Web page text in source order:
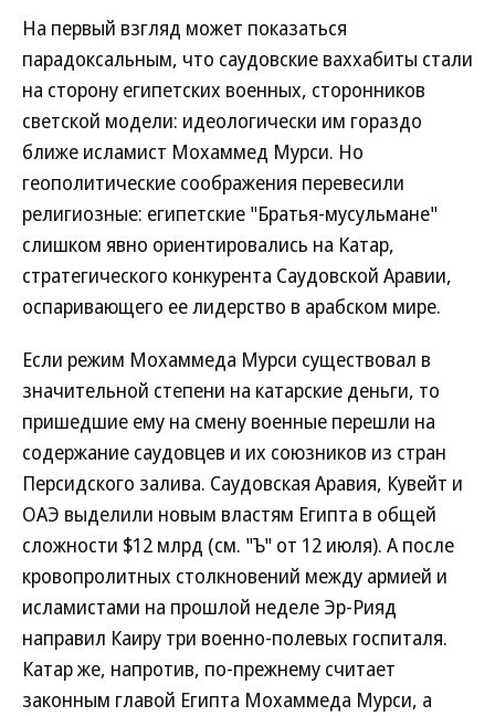
На первый взгляд может показаться
парадоксальным, что саудовские ваххабиты стали
на сторону египетских военных, сторонников
светской модели: идеологически им гораздо
ближе исламист Мохаммед Мурси. Но
геополитические соображения перевесили
религиозные: египетские "Братья-мусульмане"
слишком явно ориентировались на Катар,
стратегического конкурента Саудовской Аравии,
оспаривающего ее лидерство в арабском мире.
Если режим Мохаммеда Мурси существовал в
значительной степени на катарские деньги, то
пришедшие ему на смену военные перешли на
содержание саудовцев и их союзников из стран
Персидского залива. Саудовская Аравия, Кувейт и
ОАЭ выделили новым властям Египта в общей
сложности $12 млрд (см. "Ъ" от 12 июля). А после
кровопролитных столкновений между армией и
исламистами на прошлой неделе Эр-Рияд
направил Каиру три военно-полевых госпиталя.
Катар же, напротив, по-прежнему считает
законным главой Египта Мохаммеда Мурси, а